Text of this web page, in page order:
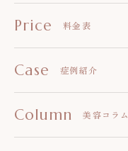
Price 料金表
Case 症例紹介
Column 美容コラム